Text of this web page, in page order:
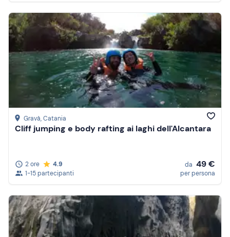
Gravà, Catania
Cliff jumping e body rafting ai laghi dell'Alcantara
2 ore
4.9
1-15 partecipanti
da 49 €
per persona